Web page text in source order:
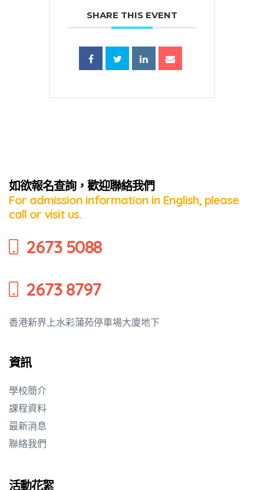
SHARE THIS EVENT
如欲報名查詢，歡迎聯絡我們
For admission information in English, please
call or visit us.
2673 5088
2673 8797
香港新界上水彩蒲苑停車場大廈地下
資訊
學校簡介
課程資料
最新消息
聯絡我們
活動花絮
養幼兒